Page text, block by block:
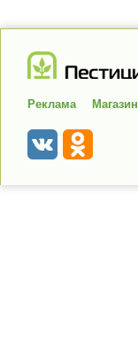
Реклама Магазин